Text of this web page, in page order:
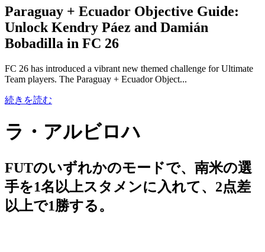
Paraguay + Ecuador Objective Guide:
Unlock Kendry Páez and Damián
Bobadilla in FC 26
FC 26 has introduced a vibrant new themed challenge for Ultimate
Team players. The Paraguay + Ecuador Object...
続きを読む
ラ・アルビロハ
FUTのいずれかのモードで、南米の選
手を1名以上スタメンに入れて、2点差
以上で1勝する。